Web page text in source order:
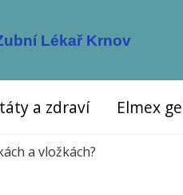
a zdraví Elmex
a vložkách?